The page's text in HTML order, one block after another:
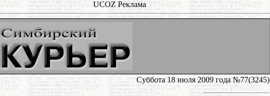
UCOZ Реклама
Суббота 18 июля 2009 года №77(3245)